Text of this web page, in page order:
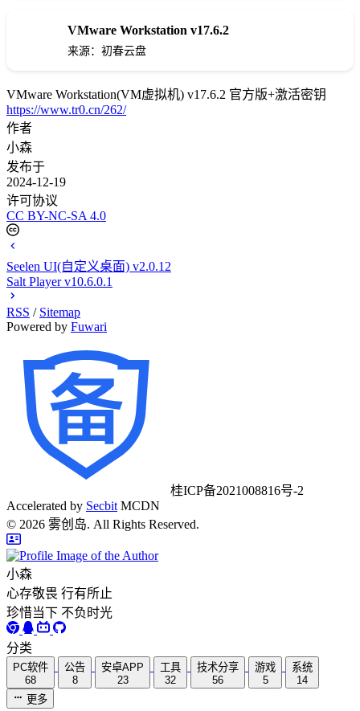
VMware Workstation v17.6.2
来源：初春云盘
VMware Workstation(VM虚拟机) v17.6.2 官方版+激活密钥
https://www.tr0.cn/262/
作者
小森
发布于
2024-12-19
许可协议
CC BY-NC-SA 4.0
Seelen UI(自定义桌面) v2.0.12
Salt Player v10.6.0.1
RSS / Sitemap
Powered by Fuwari
桂ICP备2021008816号-2
Accelerated by Secbit MCDN
© 2026 雾创岛. All Rights Reserved.
小森
心存敬畏 行有所止
珍惜当下 不负时光
分类
PC软件
68
公告
8
安卓APP
23
工具
32
技术分享
56
游戏
5
系统
14
更多